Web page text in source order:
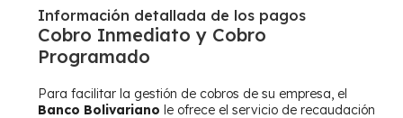
Información detallada de los pagos
Cobro Inmediato y Cobro
Programado
Para facilitar la gestión de cobros de su empresa, el
Banco Bolivariano le ofrece el servicio de recaudación